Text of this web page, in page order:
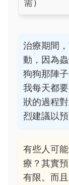
治療期間
動，因為
狗狗那陣
我每天都
狀的過程
烈建議以預
有些人可
療？其實
有限。而